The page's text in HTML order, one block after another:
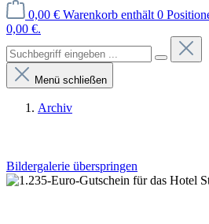
0,00 € Warenkorb enthält 0
0,00 €.
Menü schließen
Archiv
Bildergalerie überspringen